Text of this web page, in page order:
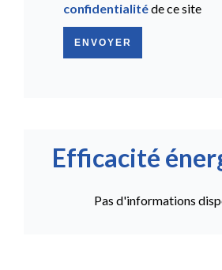
confidentialitéde ce site
ENVOYER
Efficacité
Pas d'informations